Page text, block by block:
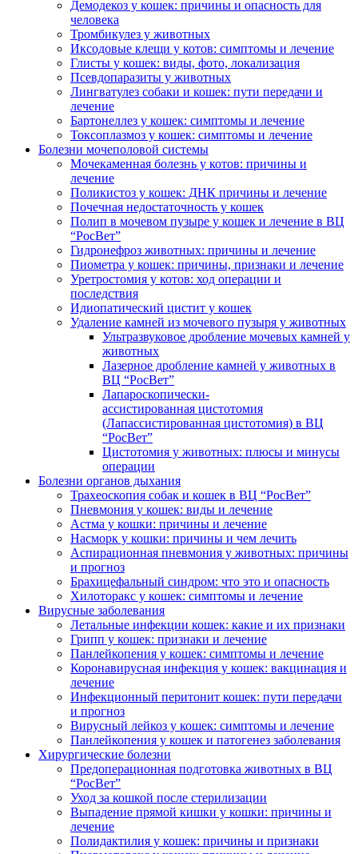
Демодекоз у кошек: причины и опасность для
человека
Тромбикулез у животных
Иксодовые клещи у котов: симптомы и лечение
Глисты у кошек: виды, фото, локализация
Псевдопаразиты у животных
Лингватулез собаки и кошек: пути передачи и
лечение
Бартонеллез у кошек: симптомы и лечение
Токсоплазмоз у кошек: симптомы и лечение
Болезни мочеполовой системы
Мочекаменная болезнь у котов: причины и
лечение
Поликистоз у кошек: ДНК причины и лечение
Почечная недостаточность у кошек
Полип в мочевом пузыре у кошек и лечение в ВЦ
“РосВет”
Гидронефроз животных: причины и лечение
Пиометра у кошек: причины, признаки и лечение
Уретростомия у котов: ход операции и
последствия
Идиопатический цистит у кошек
Удаление камней из мочевого пузыря у животных
Ультразвуковое дробление мочевых камней у
животных
Лазерное дробление камней у животных в
ВЦ “РосВет”
Лапароскопически-
ассистированная цистотомия
(Лапассистированная цистотомия) в ВЦ
“РосВет”
Цистотомия у животных: плюсы и минусы
операции
Болезни органов дыхания
Трахеоскопия собак и кошек в ВЦ “РосВет”
Пневмония у кошек: виды и лечение
Астма у кошки: причины и лечение
Насморк у кошки: причины и чем лечить
Аспирационная пневмония у животных: причины
и прогноз
Брахицефальный синдром: что это и опасность
Хилоторакс у кошек: симптомы и лечение
Вирусные заболевания
Летальные инфекции кошек: какие и их признаки
Грипп у кошек: признаки и лечение
Панлейкопения у кошек: симптомы и лечение
Коронавирусная инфекция у кошек: вакцинация и
лечение
Инфекционный перитонит кошек: пути передачи
и прогноз
Вирусный лейкоз у кошек: симптомы и лечение
Панлейкопения у кошек и патогенез заболевания
Хирургические болезни
Предоперационная подготовка животных в ВЦ
“РосВет”
Уход за кошкой после стерилизации
Выпадение прямой кишки у кошки: причины и
лечение
Полидактилия у кошек: причины и признаки